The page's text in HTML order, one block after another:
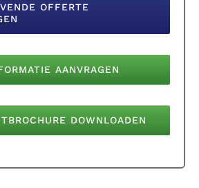
OFFERTE
AANVRAGEN
DOWNLOADEN